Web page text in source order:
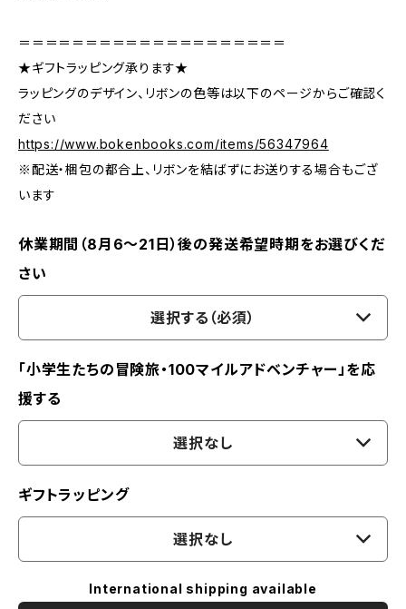
＝＝＝＝＝＝＝＝＝＝＝＝＝＝＝＝＝＝＝＝
★ギフトラッピング承ります★
ラッピングのデザイン、リボンの色等は以下のページからご確認く
ださい
https://www.bokenbooks.com/items/56347964
※配送・梱包の都合上、リボンを結ばずにお送りする場合もござ
います
休業期間（8月6〜21日）後の発送希望時期をお選びくだ
さい
選択する（必須）
「小学生たちの冒険旅・100マイルアドベンチャー」を応
援する
選択なし
ギフトラッピング
選択なし
International shipping available